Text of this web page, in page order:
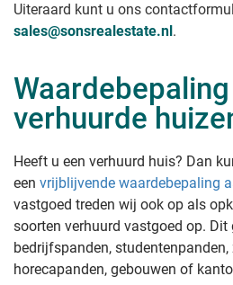
Uiteraard kunt u ons
sales@sonsrealestate.nl .
verhuurde
Heeft u een verhuurd huis? Dan
een vrijblijvende waardebepaling
vastgoed treden wij ook op als
soorten verhuurd vastgoed op. Dit
bedrijfspanden,
horecapanden, gebouwen of